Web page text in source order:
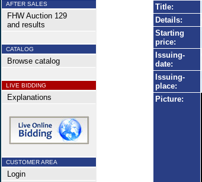
AFTER SALES
FHW Auction 129
and results
CATALOG
Browse catalog
LIVE BIDDING
Explanations
CUSTOMER AREA
Login
Title:
Details:
Starting
price:
Issuing-
date:
Issuing-
place:
Picture: